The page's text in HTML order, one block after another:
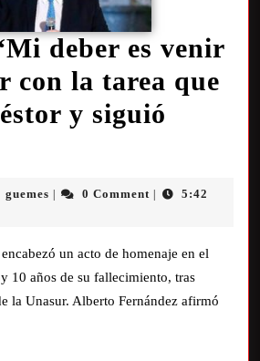
deber es venir
con la tarea que
y siguió
guemes 0 Comment
5:42
un acto de homenaje en el
10 años de su fallecimiento, tras
la Unasur. Alberto Fernández afirmó